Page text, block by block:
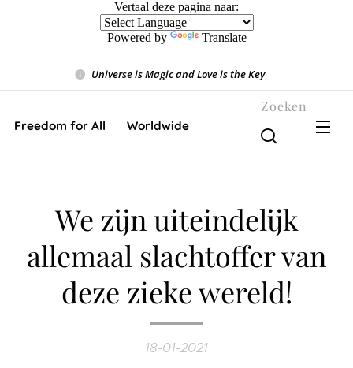
Vertaal deze pagina naar:
Powered by Translate
Universe is Magic and Love is the Key❤️
Freedom for All ❤️ Worldwide
Zoeken
We zijn uiteindelijk
allemaal slachtoffer van
deze zieke wereld!
18-01-2021